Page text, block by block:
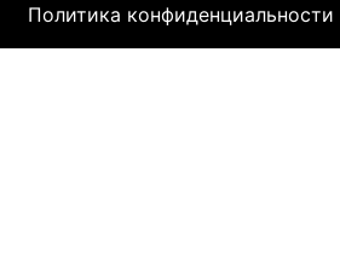
Политика конфиденциальности